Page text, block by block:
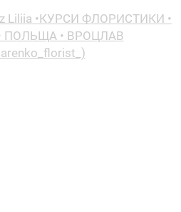
Liliia •КУРСИ ФЛОРИСТИКИ •
ПОЛЬЩА • ВРОЦЛАВ